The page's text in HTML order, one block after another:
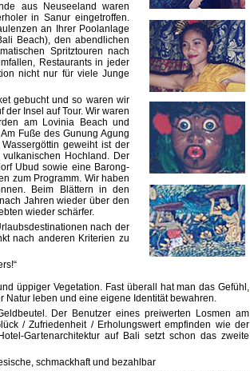
aus Neuseeland waren
in Sanur eingetroffen.
an Ihrer Poolanlage
Beach), den abendlichen
Spritztouren nach
Restaurants in jeder
nicht nur für viele Junge
gebucht und so waren wir
Insel auf Tour. Wir waren
am Lovinia Beach und
Fuße des Gunung Agung
geweiht ist der
Hochland. Der
Ubud sowie eine Barong-
zum Programm. Wir haben
Beim Blättern in den
Jahren wieder über den
wieder schärfer.
nach der
nach anderen Kriterien zu
üppiger Vegetation. Fast überall hat man das Gefühl,
Natur leben und eine eigene Identität bewahren.
Der Benutzer eines preiwerten Losmen am
/ Zufriedenheit / Erholungswert empfinden wie der
Gartenarchitektur auf Bali setzt schon das zweite
schmackhaft und bezahlbar